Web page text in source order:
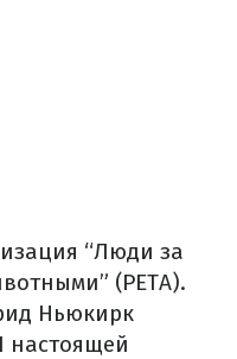
“Люди за
(PETA).
Ньюкирк
настоящей